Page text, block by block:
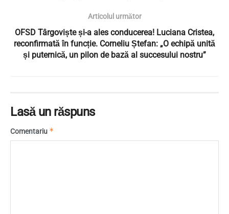
Articolul următor
OFSD Târgoviște și-a ales conducerea! Luciana Cristea,
reconfirmată în funcție. Corneliu Ștefan: „O echipă unită
și puternică, un pilon de bază al succesului nostru”
Lasă un răspuns
Comentariu *